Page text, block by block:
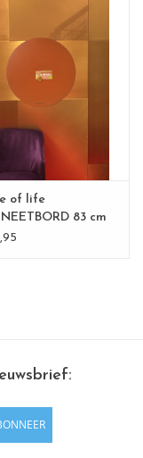
of life
83 cm